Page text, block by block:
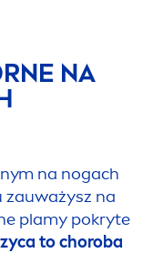
NA
na nogach
zauważysz na
plamy pokryte
to choroba